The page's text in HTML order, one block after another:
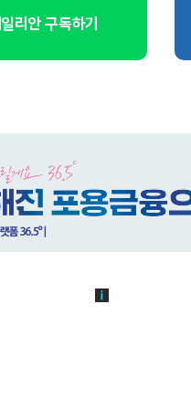
리안 구독하기